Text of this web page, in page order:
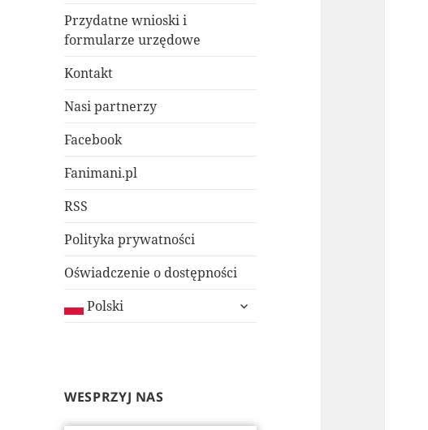
Przydatne wnioski i
formularze urzędowe
Kontakt
Nasi partnerzy
Facebook
Fanimani.pl
RSS
Polityka prywatności
Oświadczenie o dostępności
Polski
rozwiń
WESPRZYJ NAS